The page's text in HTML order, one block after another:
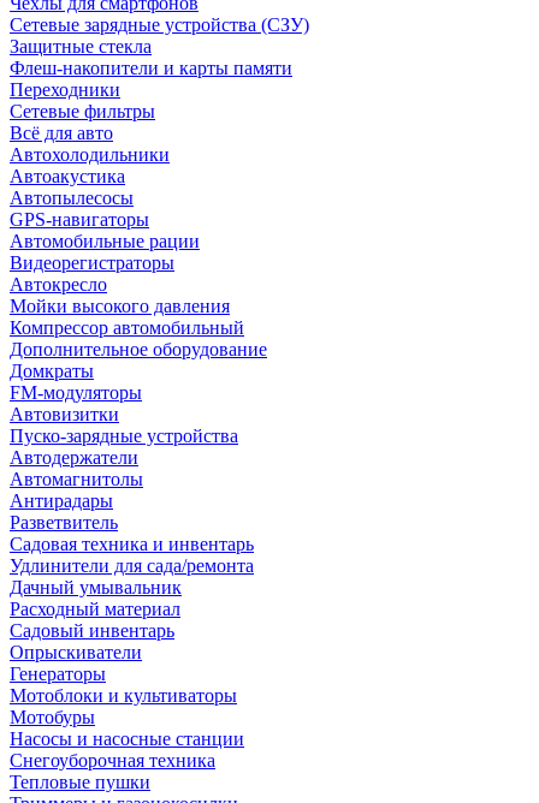
Сетевые зарядные устройства (СЗУ)
Защитные стекла
Флеш-накопители и карты памяти
Переходники
Сетевые фильтры
Всё для авто
Автохолодильники
Автоакустика
Автопылесосы
GPS-навигаторы
Автомобильные рации
Видеорегистраторы
Автокресло
Мойки высокого давления
Компрессор автомобильный
Дополнительное оборудование
Домкраты
FM-модуляторы
Автовизитки
Пуско-зарядные устройства
Автодержатели
Автомагнитолы
Антирадары
Разветвитель
Садовая техника и инвентарь
Удлинители для сада/ремонта
Дачный умывальник
Расходный материал
Садовый инвентарь
Опрыскиватели
Генераторы
Мотоблоки и культиваторы
Мотобуры
Насосы и насосные станции
Снегоуборочная техника
Тепловые пушки